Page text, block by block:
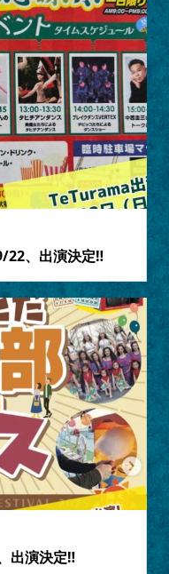
22、出演決定‼
25/11/2、出演決定‼